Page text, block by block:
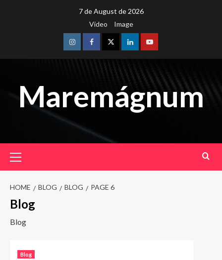
7 de August de 2026
Video
Image
InstagramFacebookTwitterLinkedinYoutube
Maremágnum
Menu
HOME BLOG BLOG PAGE 6
Blog
Blog
Blog